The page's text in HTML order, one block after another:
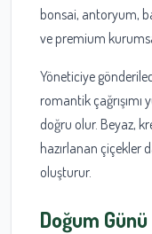
bonsai, antoryum,
ve premium
Yöneticiye
romantik çağrışımı
doğru olur. Beyaz,
hazırlanan çiçekler
oluşturur.
Doğum